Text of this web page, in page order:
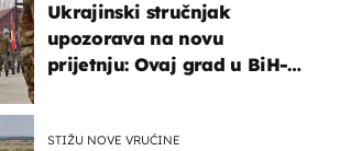
Ukrajinski stručnjak
upozorava na novu
prijetnju: Ovaj grad u BiH-u
STIŽU NOVE VRUĆINE